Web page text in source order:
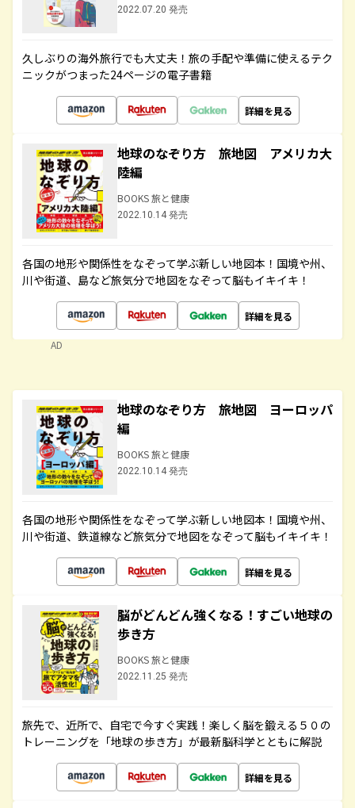
2022.07.20 発売
久しぶりの海外旅行でも大丈夫！旅の手配や準備に使えるテク
ニックがつまった24ページの電子書籍
詳細を見る
地球のなぞり方 旅地図 アメリカ大
陸編
BOOKS 旅と健康
2022.10.14 発売
各国の地形や関係性をなぞって学ぶ新しい地図本！国境や州、
川や街道、島など旅気分で地図をなぞって脳もイキイキ！
詳細を見る
AD
地球のなぞり方 旅地図 ヨーロッパ
編
BOOKS 旅と健康
2022.10.14 発売
各国の地形や関係性をなぞって学ぶ新しい地図本！国境や州、
川や街道、鉄道線など旅気分で地図をなぞって脳もイキイキ！
詳細を見る
脳がどんどん強くなる！すごい地球の
歩き方
BOOKS 旅と健康
2022.11.25 発売
旅先で、近所で、自宅で今すぐ実践！楽しく脳を鍛える５０の
トレーニングを「地球の歩き方」が最新脳科学とともに解説
詳細を見る